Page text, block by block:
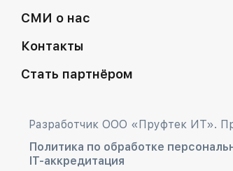
СМИ о нас
Контакты
Стать партнёром
Разработчик ООО «Пруфтек ИТ».
Политика по обработке
IT-аккредитация